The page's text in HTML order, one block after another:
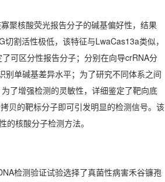
聚核酸荧光报告分子的碱基偏好性，结果
割活性极低，该特征与LwaCas13a类似，
可区分性报告分子；分别在向导crRNA分
单碱基差异水平；为了研究不同体系之间
了增强检测的灵敏性，详细鉴定了靶向底
贝的靶标分子即可引发明显的检测信号。该
核酸分子检测方法。
检测验证试验选择了真菌性病害禾谷镰孢